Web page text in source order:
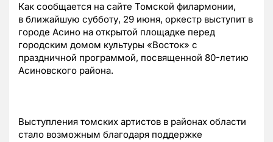
Как сообщается на сайте Томской филармонии,
в ближайшую субботу, 29 июня, оркестр выступит в
городе Асино на открытой площадке перед
городским домом культуры «Восток» с
праздничной программой, посвященной 80-летию
Асиновского района.
Выступления томских артистов в районах области
стало возможным благодаря поддержке